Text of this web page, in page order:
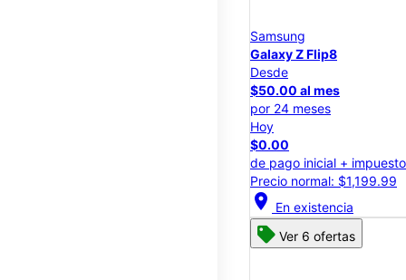
Samsung
Galaxy Z Flip8
Desde
$50.00 al mes
por 24 meses
Hoy
$0.00
de pago inicial +
Precio normal: $1,199.99
location_on En existencia
Ver 6 ofertas